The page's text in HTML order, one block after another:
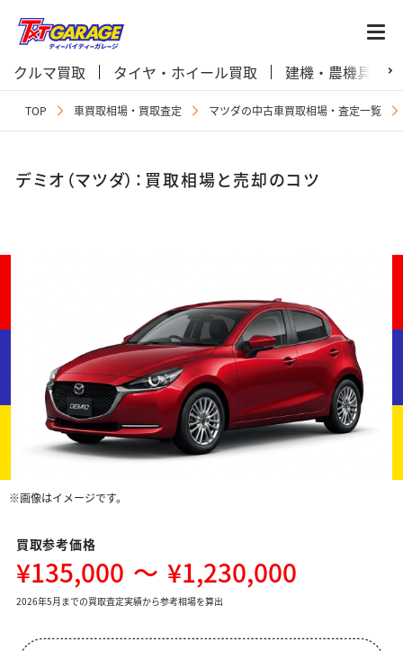
クルマ買取 タイヤ・ホイール買取 建機・農機具買取
TOP 車買取相場・買取査定 マツダの中古車買取相場・査定一覧
デミオ（マツダ）：買取相場と売却のコツ
※画像はイメージです。
買取参考価格
¥135,000 ～ ¥1,230,000
2026年5月までの買取査定実績から参考相場を算出